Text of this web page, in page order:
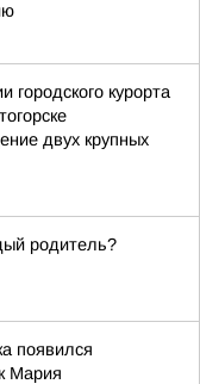
городского курорта
двух крупных
родитель?
появился
Мария